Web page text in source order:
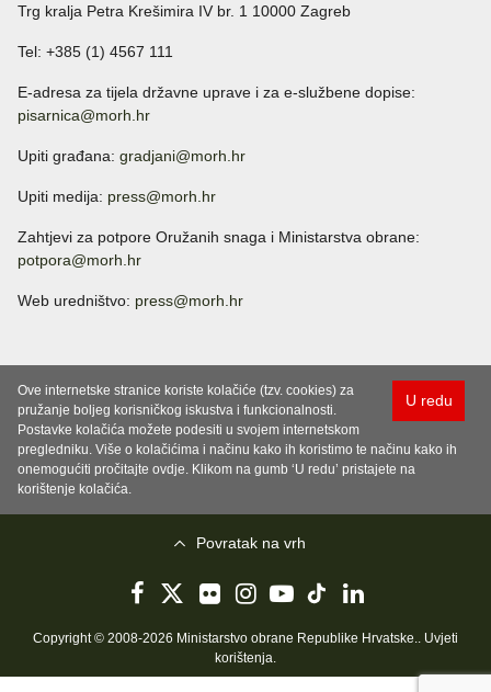
Trg kralja Petra Krešimira IV br. 1 10000 Zagreb
Tel: +385 (1) 4567 111
E-adresa za tijela državne uprave i za e-službene dopise:
pisarnica@morh.hr
Upiti građana: gradjani@morh.hr
Upiti medija: press@morh.hr
Zahtjevi za potpore Oružanih snaga i Ministarstva obrane:
potpora@morh.hr
Web uredništvo: press@morh.hr
U redu
Ove internetske stranice koriste kolačiće (tzv. cookies) za
pružanje boljeg korisničkog iskustva i funkcionalnosti.
Postavke kolačića možete podesiti u svojem internetskom
pregledniku. Više o kolačićima i načinu kako ih koristimo te načinu kako ih
onemogućiti pročitajte ovdje. Klikom na gumb ‘U redu’ pristajete na
korištenje kolačića.
Povratak na vrh
Copyright © 2008-2026 Ministarstvo obrane Republike Hrvatske.. Uvjeti
korištenja.